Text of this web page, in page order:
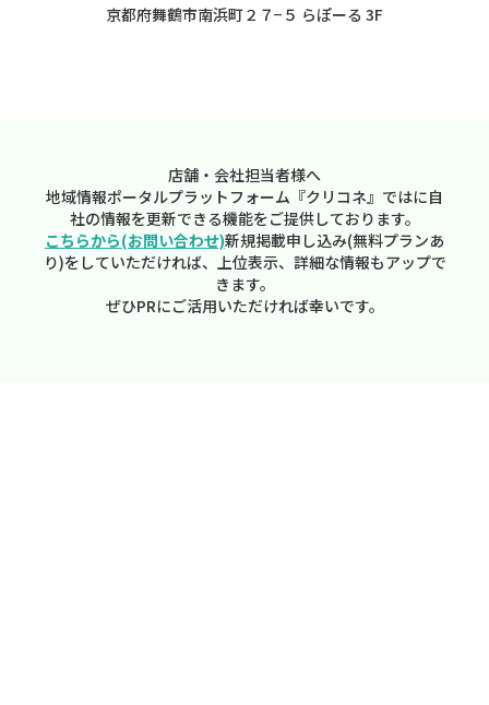
京都府舞鶴市南浜町２７−５ らぽーる 3F
店舗・会社担当者様へ
地域情報ポータルプラットフォーム『クリコネ』ではに自
社の情報を更新できる機能をご提供しております。
こちらから(お問い合わせ)新規掲載申し込み(無料プランあ
り)をしていただければ、上位表示、詳細な情報もアップで
きます。
ぜひPRにご活用いただければ幸いです。